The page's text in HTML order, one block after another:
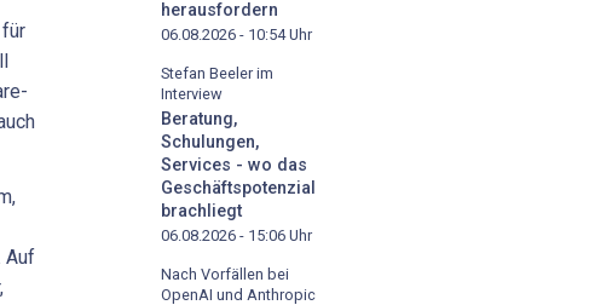
Auf
herausfordern
06.08.2026 - 10:54Uhr
Stefan Beeler im
Interview
Beratung,
Schulungen,
Services - wo das
Geschäftspotenzial
brachliegt
06.08.2026 - 15:06 Uhr
Nach Vorfällen bei
OpenAI und Anthropic